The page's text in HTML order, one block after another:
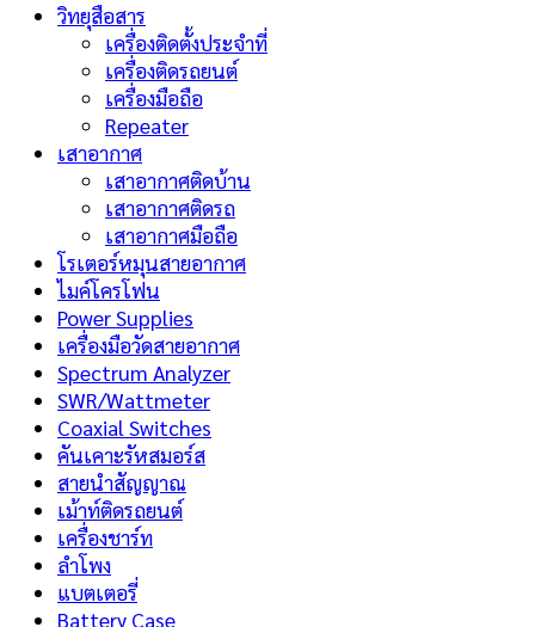
วิทยุสือสาร
เครื่องติดตั้งประจำที่
เครื่องติดรถยนต์
เครื่องมือถือ
Repeater
เสาอากาศ
เสาอากาศติดบ้าน
เสาอากาศติดรถ
เสาอากาศมือถือ
โรเตอร์หมุนสายอากาศ
ไมค์โครโฟน
Power Supplies
เครื่องมือวัดสายอากาศ
Spectrum Analyzer
SWR/Wattmeter
Coaxial Switches
คันเคาะรัหสมอร์ส
สายนำสัญญาณ
เม้าท์ติดรถยนต์
เครื่องชาร์ท
ลำโพง
แบตเตอรี่
Battery Case